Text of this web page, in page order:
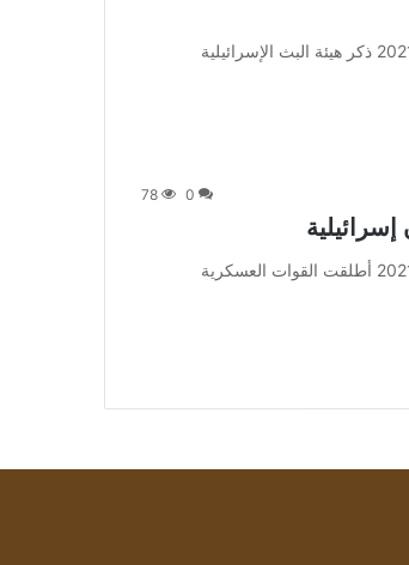
من صحيفة اشراق العالم 24:[ad_1] إعلان: شاهد أجمل الأفلام والمسلسلات 2021 ذكر هيئة البث الإسرائيلية
0
78
من صحيفة اشراق العالم 24:[ad_1] إعلان: شاهد أجمل الأفلام والمسلسلات 2021 أطلقت القوات العسكرية